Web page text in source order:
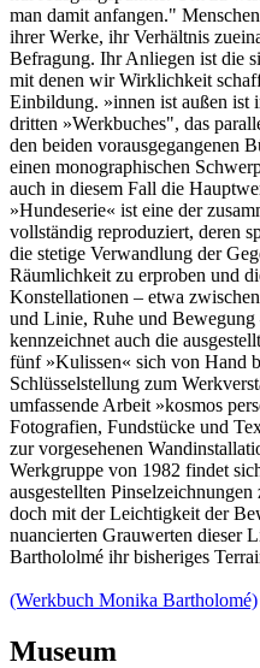
man damit anfangen."
ihrer Werke, ihr Verhältnis
Befragung. Ihr Anliegen ist die
mit denen wir Wirklichkeit
Einbildung. »innen ist außen ist
dritten »Werkbuches", das
den beiden vorausgegangenen
einen monographischen
auch in diesem Fall die
»Hundeserie« ist eine der
vollständig reproduziert, deren
die stetige Verwandlung der
Räumlichkeit zu erproben und
Konstellationen – etwa
und Linie, Ruhe und Bewegung
kennzeichnet auch die
fünf »Kulissen« sich von Hand
Schlüsselstellung zum
umfassende Arbeit »kosmos
Fotografien, Fundstücke und
zur vorgesehenen
Werkgruppe von 1982 findet
ausgestellten
doch mit der Leichtigkeit der
nuancierten Grauwerten dieser
Barthololmé ihr bisheriges
(Werkbuch Monika Bartholomé)
Museum